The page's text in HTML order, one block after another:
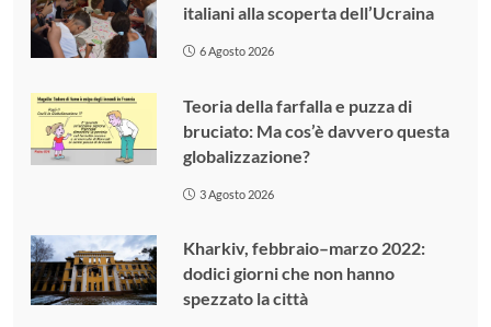
italiani alla scoperta dell’Ucraina
6 Agosto 2026
Teoria della farfalla e puzza di
bruciato: Ma cos’è davvero questa
globalizzazione?
3 Agosto 2026
Kharkiv, febbraio–marzo 2022:
dodici giorni che non hanno
spezzato la città